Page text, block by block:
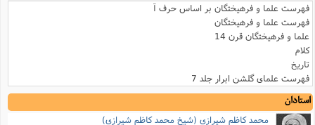
فهرست علما و فرهیختگان بر اساس حرف آ
فهرست علما و فرهیختگان
علما و فرهیختگان قرن 14
کلام
تاریخ
فهرست علمای گلشن ابرار جلد 7
استادان
محمد کاظم شیرازی (شیخ محمد کاظم شیرازی)